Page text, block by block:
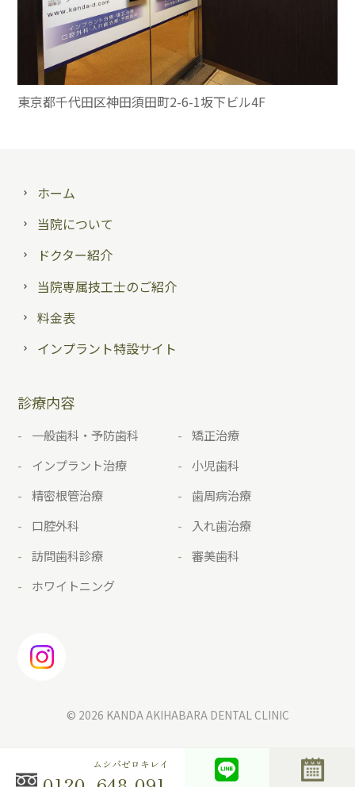
ムシバゼロキレイ
東京都千代田区神田須田町2-6-1坂下ビル4F
ホーム
当院について
ドクター紹介
当院専属技工士のご紹介
料金表
インプラント特設サイト
診療内容
一般歯科・予防歯科
インプラント治療
精密根管治療
口腔外科
矯正治療
小児歯科
歯周病治療
入れ歯治療
訪問歯科診療
審美歯科
ホワイトニング
© 2026 KANDA AKIHABARA DENTAL CLINIC